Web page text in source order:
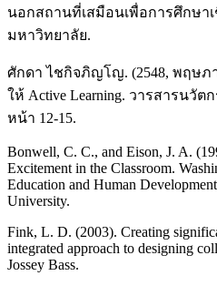
นอกสถานที่เสมือนเพื่อการศึกษา
มหาวิทยาลัย.
ศักดา ไชกิจภิญโญ. (2548, พฤษภ
ให้ Active Learning. วารสารนวัต
หน้า 12-15.
Bonwell, C. C., and Eison, J. A.
Excitement in the Classroom.
Education and Human
University.
Fink, L. D. (2003). Creating
integrated approach to designing
Jossey Bass.